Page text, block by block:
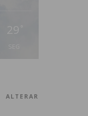
29 °
ALTERAR